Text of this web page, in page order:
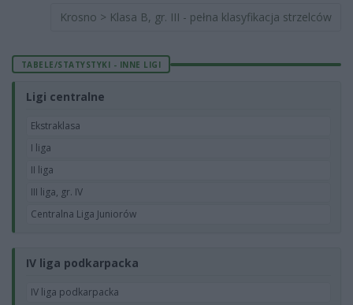
Krosno > Klasa B, gr. III - pełna klasyfikacja strzelców
TABELE/STATYSTYKI - INNE LIGI
Ligi centralne
Ekstraklasa
I liga
II liga
III liga, gr. IV
Centralna Liga Juniorów
IV liga podkarpacka
IV liga podkarpacka